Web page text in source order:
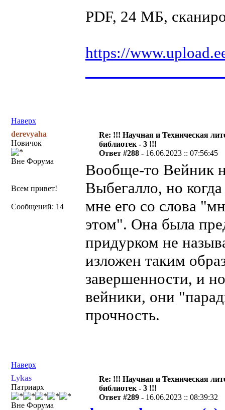
PDF, 24 МБ,
https://
Наверх
derevyaha
Новичок
Вне Форума
Всем привет!
Сообщений: 14
Re: !!! Научная и Техническая
библиотек - 3 !!!
Ответ #288 - 16.06.2023 :: 07:56:45
Вообще-то Вейник
Выбегалло, но
мне его со слова
этом". Она была
придурком не
изложен таким
завершенности, и
вейники, они
прочность.
Наверх
Lykas
Патриарх
Вне Форума
Re: !!! Научная и Техническая
библиотек - 3 !!!
Ответ #289 - 16.06.2023 :: 08:39:32